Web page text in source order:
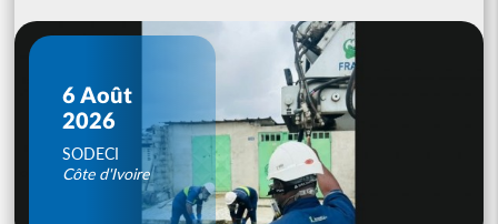
6 Août
2026
SODECI
Côte d'Ivoire